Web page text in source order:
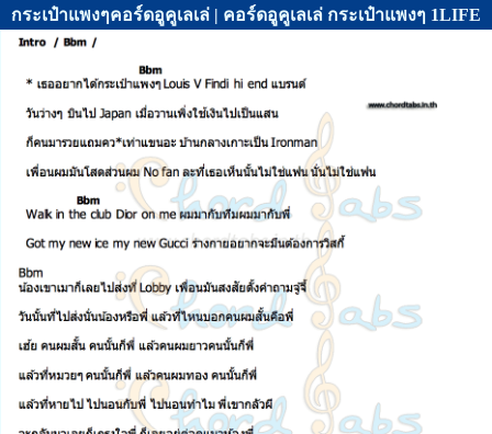
กระเป๋าแพงๆคอร์ดอูคูเลเล่ | คอร์ดอูคูเลเล่ กระเป๋าแพงๆ 1LIFE